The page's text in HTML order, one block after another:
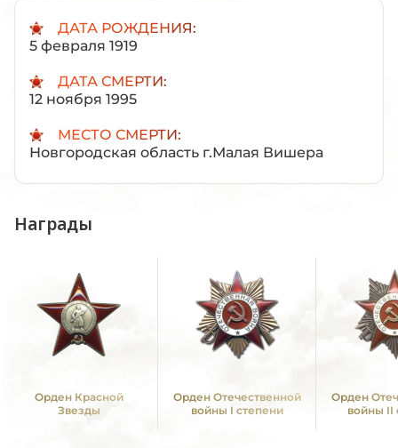
ДАТА РОЖДЕНИЯ:
5 февраля 1919
ДАТА СМЕРТИ:
12 ноября 1995
МЕСТО СМЕРТИ:
Новгородская область г.Малая Вишера
Награды
Орден Красной
Звезды
Орден Отечественной
войны I степени
Орден
войны II